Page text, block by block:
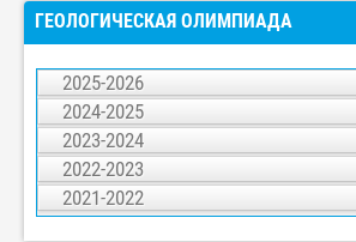
ГЕОЛОГИЧЕСКАЯ ОЛИМПИАДА
2025-2026
Положение
Протокол конкурсов олимпиады
Протокол олимпиады
2024-2025
Положение
Протокол
2023-2024
Протоколы
Положение
2022-2023
Протоколы
2021-2022